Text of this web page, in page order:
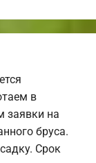
в
заявки на
бруса.
Срок